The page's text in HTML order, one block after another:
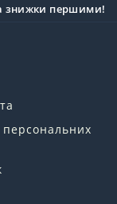
знижки першими!